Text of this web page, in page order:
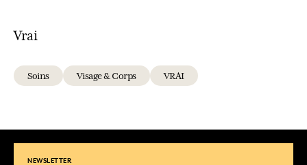
Vrai
Soins Visage & Corps VRAI
NEWSLETTER